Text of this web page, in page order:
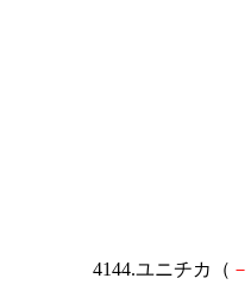
4144.ユニチカ（ －